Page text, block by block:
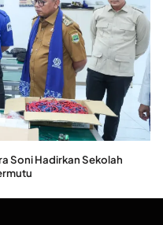
Soni Hadirkan Sekolah